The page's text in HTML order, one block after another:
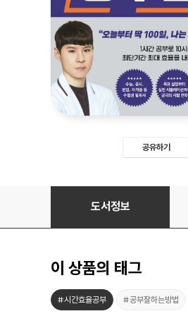
공유하기
3배속 공부법도서정보
이 상품의 태그
#시간효율공부 #공부잘하는방법